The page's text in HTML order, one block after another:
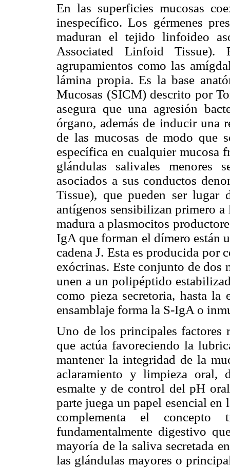
En las superficies mucosas
inespecífico. Los gérmenes
maduran el tejido linfoideo
Associated Linfoid
agrupamientos como las
lámina propia. Es la base
Mucosas (SICM) descrito por
asegura que una agresión
órgano, además de inducir una
de las mucosas de modo que
específica en cualquier mucosa
glándulas salivales menores
asociados a sus conductos
Tissue), que pueden ser lugar
antígenos sensibilizan primero
madura a plasmocitos
IgA que forman el dímero están
cadena J. Esta es producida por
exócrinas. Este conjunto de dos
unen a un polipéptido
como pieza secretoria, hasta
ensamblaje forma la S-IgA o
Uno de los principales factores
que actúa favoreciendo la
mantener la integridad de la
aclaramiento y limpieza oral,
esmalte y de control del pH
parte juega un papel esencial
complementa el
fundamentalmente digestivo
mayoría de la saliva secretada
las glándulas mayores o